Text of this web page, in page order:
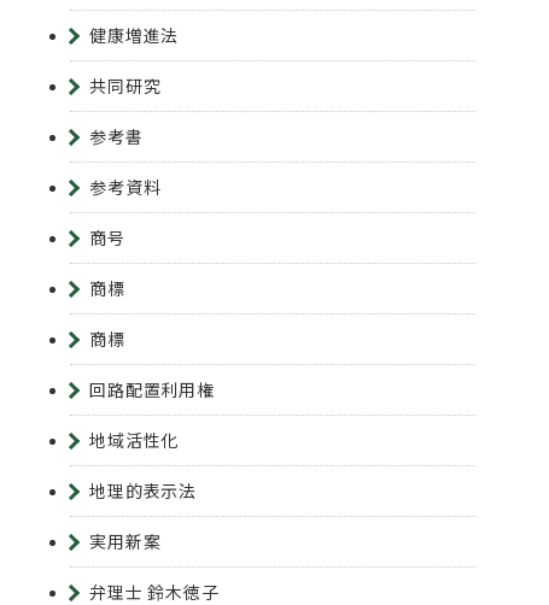
健康増進法
共同研究
参考書
参考資料
商号
商標
商標
回路配置利用権
地域活性化
地理的表示法
実用新案
弁理士 鈴木徳子